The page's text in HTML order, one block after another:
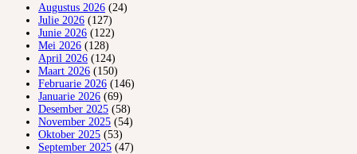
Augustus 2026 (24)
Julie 2026 (127)
Junie 2026 (122)
Mei 2026 (128)
April 2026 (124)
Maart 2026 (150)
Februarie 2026 (146)
Januarie 2026 (69)
Desember 2025 (58)
November 2025 (54)
Oktober 2025 (53)
September 2025 (47)